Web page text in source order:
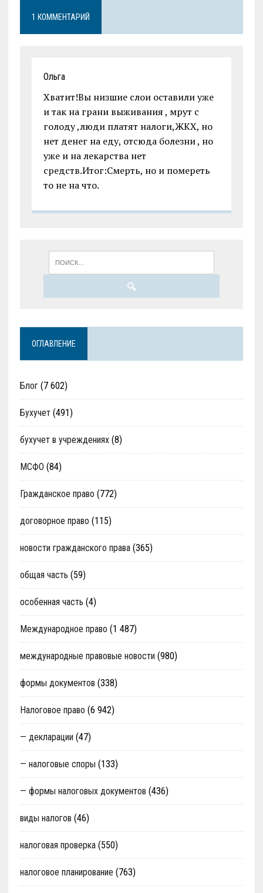
1 КОММЕНТАРИЙ
Ольга
Хватит!Вы низшие слои оставили уже
и так на грани выживания , мрут с
голоду ,люди платят налоги,ЖКХ, но
нет денег на еду, отсюда болезни , но
уже и на лекарства нет
средств.Итог:Смерть, но и помереть
то не на что.
ОГЛАВЛЕНИЕ
Блог(7 602)
Бухучет(491)
бухучет в учреждениях(8)
МСФО (84)
Гражданское право (772)
договорное право (115)
новости гражданского права(365)
общая часть (59)
особенная часть (4)
Международное право (1 487)
международные правовые новости (980)
формы документов (338)
Налоговое право (6 942)
— декларации (47)
— налоговые споры (133)
— формы налоговых документов (436)
виды налогов (46)
налоговая проверка(550)
налоговое планирование (763)